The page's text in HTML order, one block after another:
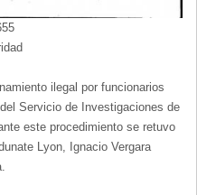
ilegal por funcionarios
Servicio de Investigaciones de
este procedimiento se retuvo
Lyon, Ignacio Vergara